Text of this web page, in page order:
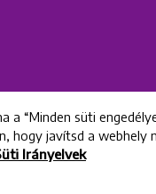
a “Minden süti
hogy javítsd a
Irányelvek